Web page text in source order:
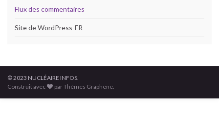
Flux des commentaires
Site de WordPress-FR
© 2023 NUCLÉAIRE INFOS.
Construit avec
par Thèmes Graphene.